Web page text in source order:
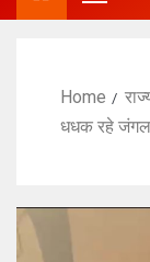
Home
धधक रहे जंगल,